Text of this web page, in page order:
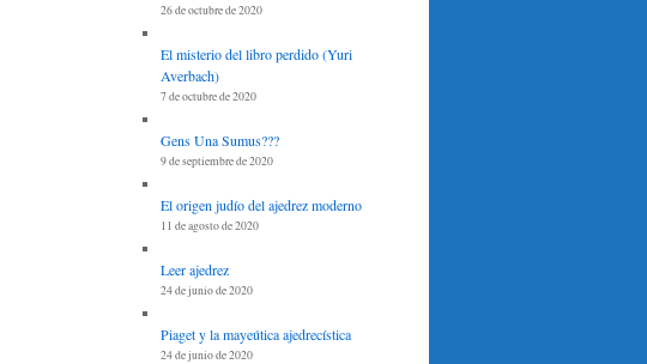
26 de octubre de 2020
El misterio del libro perdido (Yuri
Averbach)
7 de octubre de 2020
Gens Una Sumus???
9 de septiembre de 2020
El origen judío del ajedrez moderno
11 de agosto de 2020
Leer ajedrez
24 de junio de 2020
Piaget y la mayeútica ajedrecística
24 de junio de 2020